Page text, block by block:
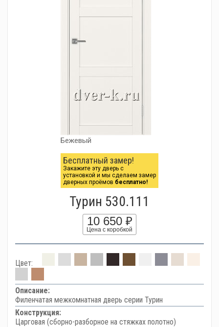
Бежевый
Бесплатный замер!
Закажите эту дверь с
установкой и мы сделаем замер
дверных проёмов бесплатно!
Турин 530.111
10 650 ₽
Цена с коробкой
Цвет:
Описание:
Филенчатая межкомнатная дверь серии Турин
Конструкция:
Царговая (сборно-разборное на стяжках полотно)